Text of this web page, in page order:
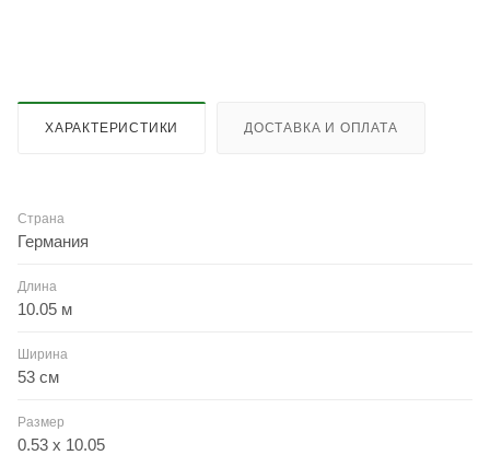
ХАРАКТЕРИСТИКИ ДОСТАВКА И ОПЛАТА
Страна
Германия
Длина
10.05 м
Ширина
53 см
Размер
0.53 x 10.05